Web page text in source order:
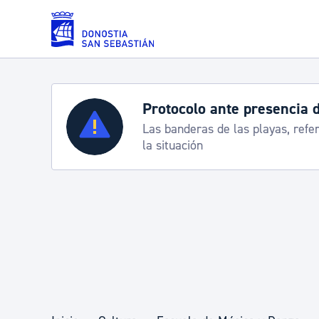
Saltar al contenido principal
Servicios
Padrón y asuntos personales
Protocolo ante presencia
Las banderas de las playas,
la situación